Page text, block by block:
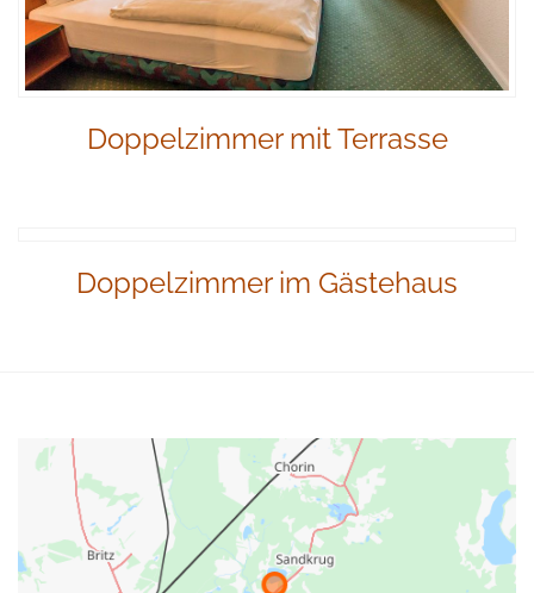
Doppelzimmer mit Terrasse
Doppelzimmer im Gästehaus